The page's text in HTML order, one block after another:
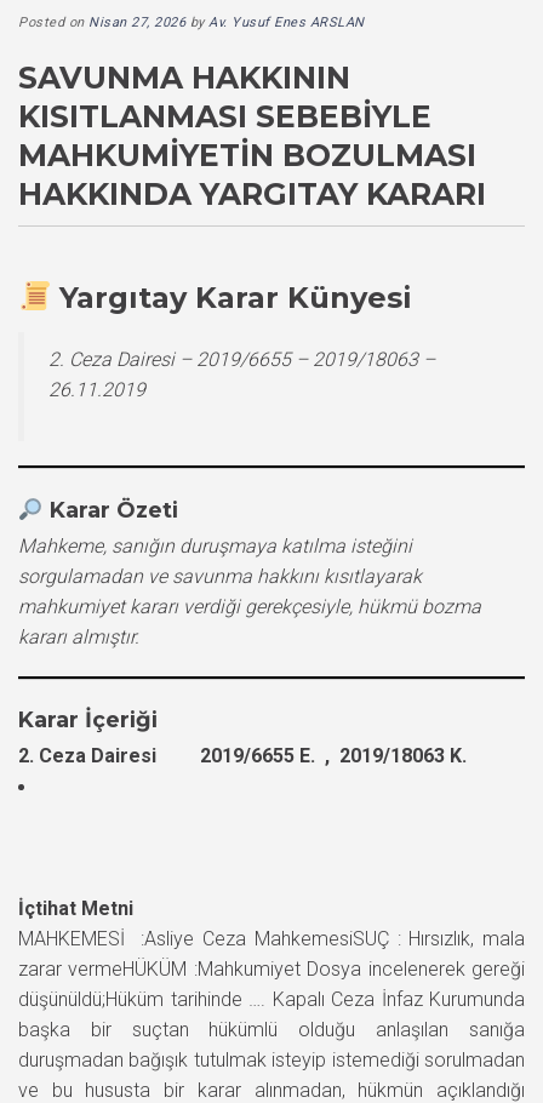
Posted on Nisan 27, 2026byAv. Yusuf Enes ARSLAN
SAVUNMA HAKKININ
KISITLANMASI SEBEBIYLE
MAHKUMIYETIN BOZULMASI
HAKKINDA YARGITAY KARARI
Yargıtay Karar Künyesi
2. Ceza Dairesi – 2019/6655 – 2019/18063 –
26.11.2019
Karar Özeti
Mahkeme, sanığın duruşmaya katılma isteğini
sorgulamadan ve savunma hakkını kısıtlayarak
mahkumiyet kararı verdiği gerekçesiyle, hükmü bozma
kararı almıştır.
Karar İçeriği
2. Ceza Dairesi 2019/6655 E. , 2019/18063 K.
İçtihat Metni
MAHKEMESİ :Asliye Ceza MahkemesiSUÇ : Hırsızlık, mala
zarar vermeHÜKÜM :Mahkumiyet Dosya incelenerek gereği
düşünüldü;Hüküm tarihinde …. Kapalı Ceza İnfaz Kurumunda
başka bir suçtan hükümlü olduğu anlaşılan sanığa
duruşmadan bağışık tutulmak isteyip istemediği sorulmadan
ve bu hususta bir karar alınmadan, hükmün açıklandığı